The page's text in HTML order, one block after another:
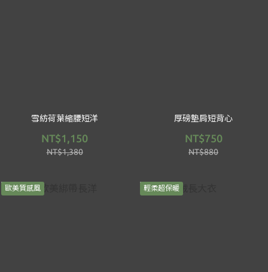
雪紡荷葉縮腰短洋
NT$1,150
NT$1,380
厚磅墊肩短背心
NT$750
NT$880
歐美質感風 輕柔超保暖